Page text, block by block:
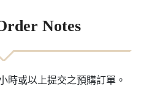
Notes
時或以上提交之預購訂單。